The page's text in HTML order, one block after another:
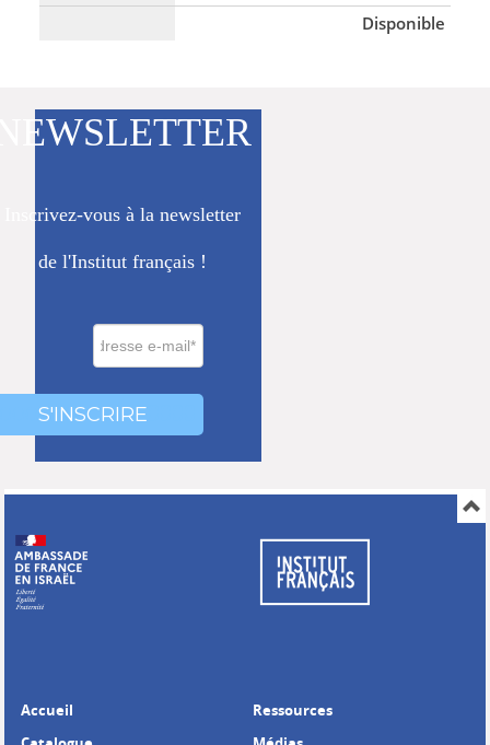
Disponible
Inscrivez-vous à la newsletter
de l'Institut français !
S'INSCRIRE
Accueil
Ressources